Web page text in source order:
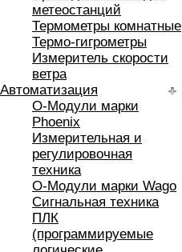
метеостанций
Термометры комнатные
Термо-гигрометры
Измеритель скорости
ветра
Автоматизация
O-Модули марки
Phoenix
Измерительная и
регулировочная
техника
O-Модули марки Wago
Сигнальная техника
ПЛК
(программируемые